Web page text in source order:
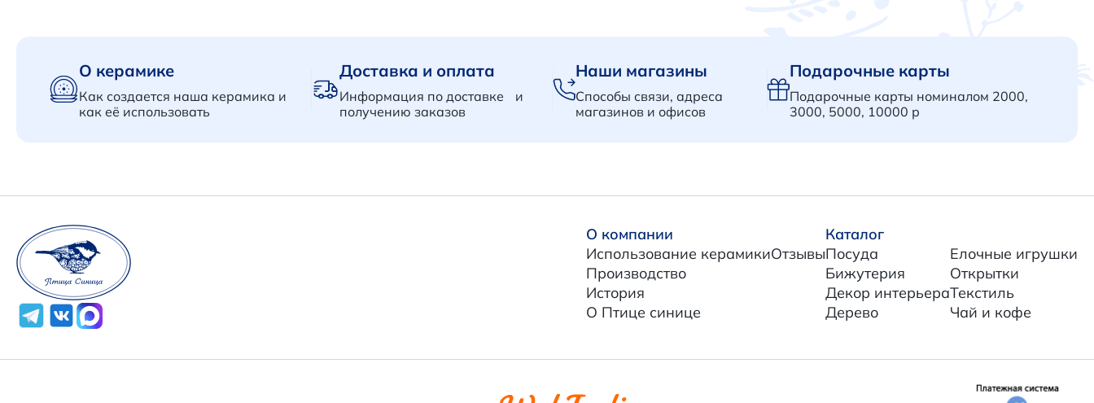
О керамике
Как создается наша керамика и
как её использовать
Доставка и оплата
Информация по доставке и
получению заказов
Наши магазины
Способы связи, адреса
магазинов и офисов
Подарочные карты
Подарочные карты номиналом 2000,
3000, 5000, 10000 р
О компании
Использование керамики
Производство
История
О Птице синице
Отзывы
Каталог
Посуда
Бижутерия
Декор интерьера
Дерево
Елочные игрушки
Открытки
Текстиль
Чай и кофе